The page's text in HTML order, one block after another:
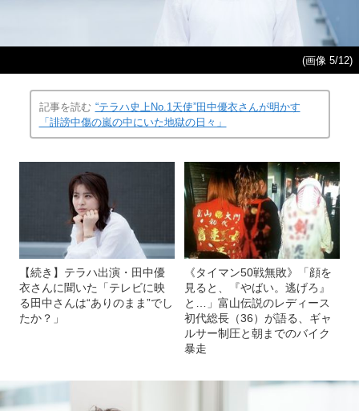
(画像 5/12)
記事を読む “テラハ史上No.1天使”田中優衣さんが明かす
「誹謗中傷の嵐の中にいた地獄の日々」
【続き】テラハ出演・田中優
衣さんに聞いた「テレビに映
る田中さんは“ありのまま”でし
たか？」
《タイマン50戦無敗》「顔を
見ると、『やばい。逃げろ』
と…」富山伝説のレディース
初代総長（36）が語る、ギャ
ルサー制圧と朝までのバイク
暴走